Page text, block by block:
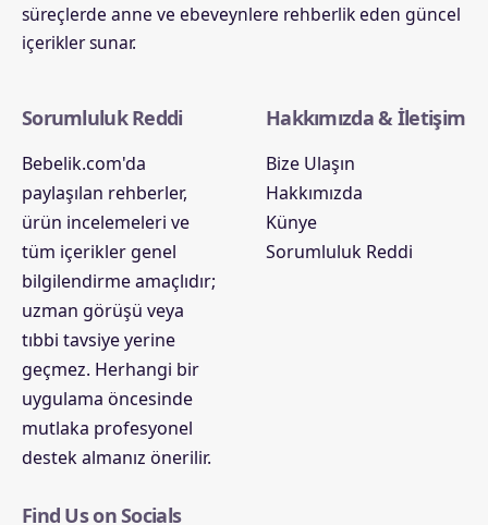
süreçlerde anne ve ebeveynlere rehberlik eden güncel
içerikler sunar.
Sorumluluk Reddi
Bebelik.com'da
paylaşılan rehberler,
ürün incelemeleri ve
tüm içerikler genel
bilgilendirme amaçlıdır;
uzman görüşü veya
tıbbi tavsiye yerine
geçmez. Herhangi bir
uygulama öncesinde
mutlaka profesyonel
destek almanız önerilir.
Hakkımızda & İletişim
Bize Ulaşın
Hakkımızda
Künye
Sorumluluk Reddi
Find Us on Socials